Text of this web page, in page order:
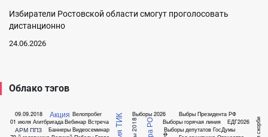
Избиратели Ростовской области смогут проголосовать
дистанционно
24.06.2026
Облако тэгов
01 июля
09.09.2018
АРМ ППЗ
Агитбригада
Акция
Баннеры
Вебинар
Велопробег
Видеосеминар
Встреча
Выборы 2026
Выборы горячая линия
Выборы депутатов ГосДумы
Выбры Президента РФ
ЕДГ2026